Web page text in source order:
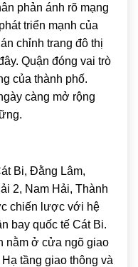
phản ánh rõ mạng
triển mạnh của
chỉnh trang đô thị
Quận đóng vai trò
của thành phố.
càng mở rộng
Bi, Đằng Lâm,
2, Nam Hải, Thành
chiến lược với hệ
bay quốc tế Cát Bi.
nằm ở cửa ngõ giao
tầng giao thông và